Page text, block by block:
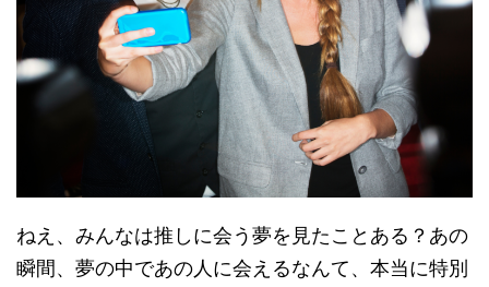
ねえ、みんなは推しに会う夢を見たことある？あの
瞬間、夢の中であの人に会えるなんて、本当に特別